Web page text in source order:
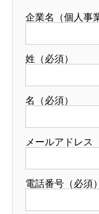
企業名（個人事
姓（必須）
名（必須）
メールアドレス
電話番号（必須）